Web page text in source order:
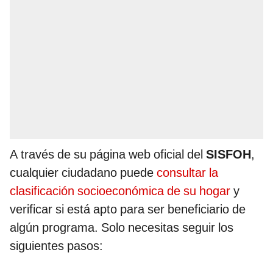
A través de su página web oficial del SISFOH,
cualquier ciudadano puede consultar la
clasificación socioeconómica de su hogar y
verificar si está apto para ser beneficiario de
algún programa. Solo necesitas seguir los
siguientes pasos: